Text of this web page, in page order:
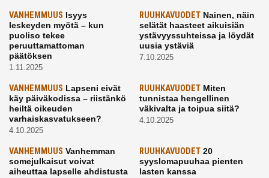
VANHEMMUUS Isyys
leskeyden myötä – kun
puoliso tekee
peruuttamattoman
päätöksen
1.11.2025
RUUHKAVUODETNainen, näin
selätät haasteet aikuisiän
ystävyyssuhteissa ja löydät
uusia ystäviä
7.10.2025
VANHEMMUUS Lapseni eivät
käy päiväkodissa – riistänkö
heiltä oikeuden
varhaiskasvatukseen?
4.10.2025
RUUHKAVUODETMiten
tunnistaa hengellinen
väkivalta ja toipua siitä?
4.10.2025
VANHEMMUUS Vanhemman
somejulkaisut voivat
aiheuttaa lapselle ahdistusta
RUUHKAVUODET20
syyslomapuuhaa pienten
lasten kanssa